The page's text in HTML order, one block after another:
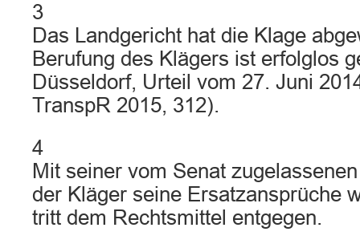
3
Das Landgericht hat die Klage
Berufung des Klägers ist erfolglos
Düsseldorf, Urteil vom 27. Juni
TranspR 2015, 312).
4
Mit seiner vom Senat
der Kläger seine Ersatzansprüche
tritt dem Rechtsmittel entgegen.